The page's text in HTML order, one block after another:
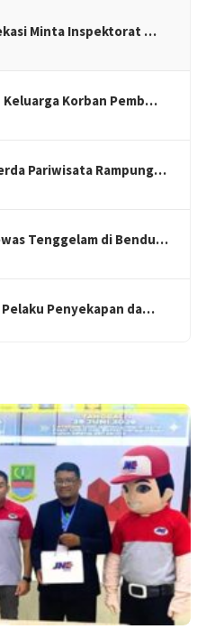
Minta Inspektorat …
Keluarga Korban Pemb…
Pariwisata Rampung…
Tenggelam di Bendu…
Penyekapan da…